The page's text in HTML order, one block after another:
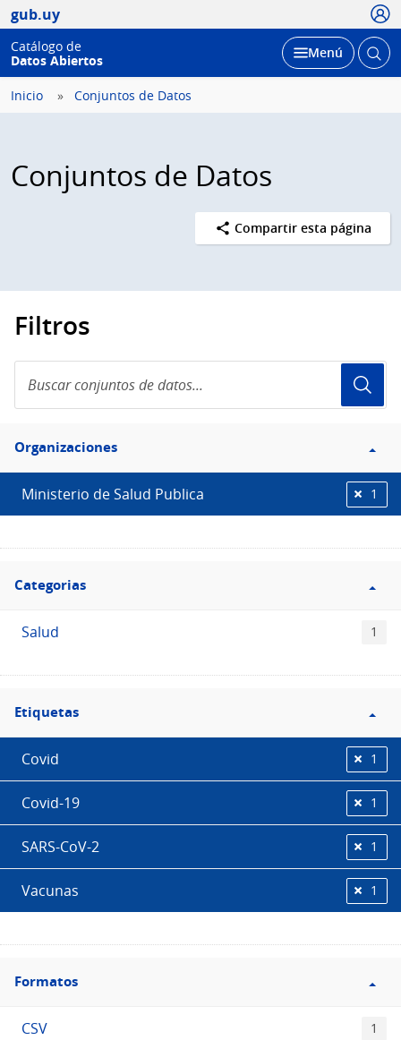
gub.uy
Catálogo de
Datos Abiertos
Desplegar
Menú Abrir
Inicio Conjuntos de Datos
Conjuntos de Datos
Compartir esta página
Filtros
conjuntos
de
Filtro
Organizaciones
Organizaciones
Ministerio de Salud Publica 1
Filtro
Categorias
Categorias
Salud 1
Filtro
Etiquetas
Etiquetas
Covid 1
Covid-19 1
SARS-CoV-2 1
Vacunas 1
Filtro
Formatos
Formatos
CSV 1